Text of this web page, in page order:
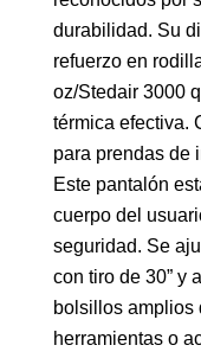
durabilidad. Su
refuerzo en
oz/Stedair 3000
térmica efectiva.
para prendas de
Este pantalón
cuerpo del
seguridad. Se
con tiro de 30” y
bolsillos amplios
herramientas o